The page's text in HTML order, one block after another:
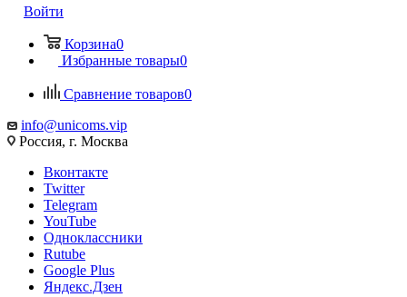
Войти
Корзина0
Избранные товары0
Сравнение товаров0
info@unicoms.vip
Россия, г. Москва
Вконтакте
Twitter
Telegram
YouTube
Одноклассники
Rutube
Google Plus
Яндекс.Дзен